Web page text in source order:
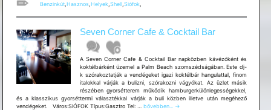
Benzinkút, Hasznos, Helyek, Shell, Siófok,
Seven Corner Cafe & Cocktail Bar
A Seven Corner Cafe & Cocktail Bar napközben kávézóként és
koktélbárként üzemel a Palm Beach szomszédságában. Este dj-
k szórakoztatják a vendégeket igazi koktélbár hangulattal, finom
italokkal várják a bulizni, szórakozni vágyókat. Az üzlet másik
részében gyorsétterem működik hamburgerkülönlegességekkel,
és a klasszikus gyorséttermi választékkal várják a buli közben illetve után megéhező
vendégeket. Város:SIÓFOK Típus:Gasztro Tel: … Seven
bővebben...
→